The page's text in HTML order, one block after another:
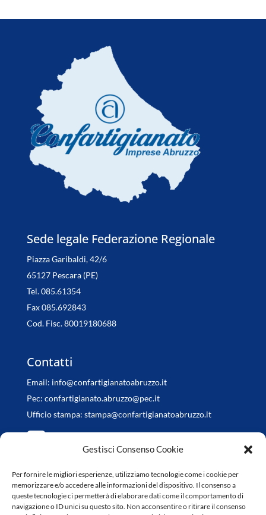
Gestisci Consenso Cookie
Per fornire le migliori esperienze, utilizziamo tecnologie come i cookie per
memorizzare e/o accedere alle informazioni del dispositivo. Il consenso a
queste tecnologie ci permetterà di elaborare dati come il comportamento di
navigazione o ID unici su questo sito. Non acconsentire o ritirare il consenso
Sede legale Federazione Regionale
Piazza Garibaldi, 42/6
65127 Pescara (PE)
Tel. 085.61354
Fax 085.692843
Cod. Fisc. 80019180688
Contatti
Email: info@confartigianatoabruzzo.it
Pec: confartigianato.abruzzo@pec.it
Ufficio stampa: stampa@confartigianatoabruzzo.it
Orari di apertura
da Lunedì a Venerdì